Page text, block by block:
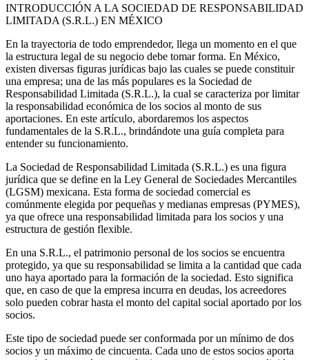
INTRODUCCIÓN A LA SOCIEDAD DE RESPONSABILIDAD
LIMITADA (S.R.L.) EN MÉXICO
En la trayectoria de todo emprendedor, llega un momento en el que
la estructura legal de su negocio debe tomar forma. En México,
existen diversas figuras jurídicas bajo las cuales se puede constituir
una empresa; una de las más populares es la Sociedad de
Responsabilidad Limitada (S.R.L.), la cual se caracteriza por limitar
la responsabilidad económica de los socios al monto de sus
aportaciones. En este artículo, abordaremos los aspectos
fundamentales de la S.R.L., brindándote una guía completa para
entender su funcionamiento.
La Sociedad de Responsabilidad Limitada (S.R.L.) es una figura
jurídica que se define en la Ley General de Sociedades Mercantiles
(LGSM) mexicana. Esta forma de sociedad comercial es
comúnmente elegida por pequeñas y medianas empresas (PYMES),
ya que ofrece una responsabilidad limitada para los socios y una
estructura de gestión flexible.
En una S.R.L., el patrimonio personal de los socios se encuentra
protegido, ya que su responsabilidad se limita a la cantidad que cada
uno haya aportado para la formación de la sociedad. Esto significa
que, en caso de que la empresa incurra en deudas, los acreedores
solo pueden cobrar hasta el monto del capital social aportado por los
socios.
Este tipo de sociedad puede ser conformada por un mínimo de dos
socios y un máximo de cincuenta. Cada uno de estos socios aporta